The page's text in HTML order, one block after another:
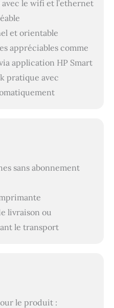
le wifi et l’ethernet
et orientable
appréciables comme
application HP Smart
pratique avec
sans abonnement
livraison ou
le transport
le produit :